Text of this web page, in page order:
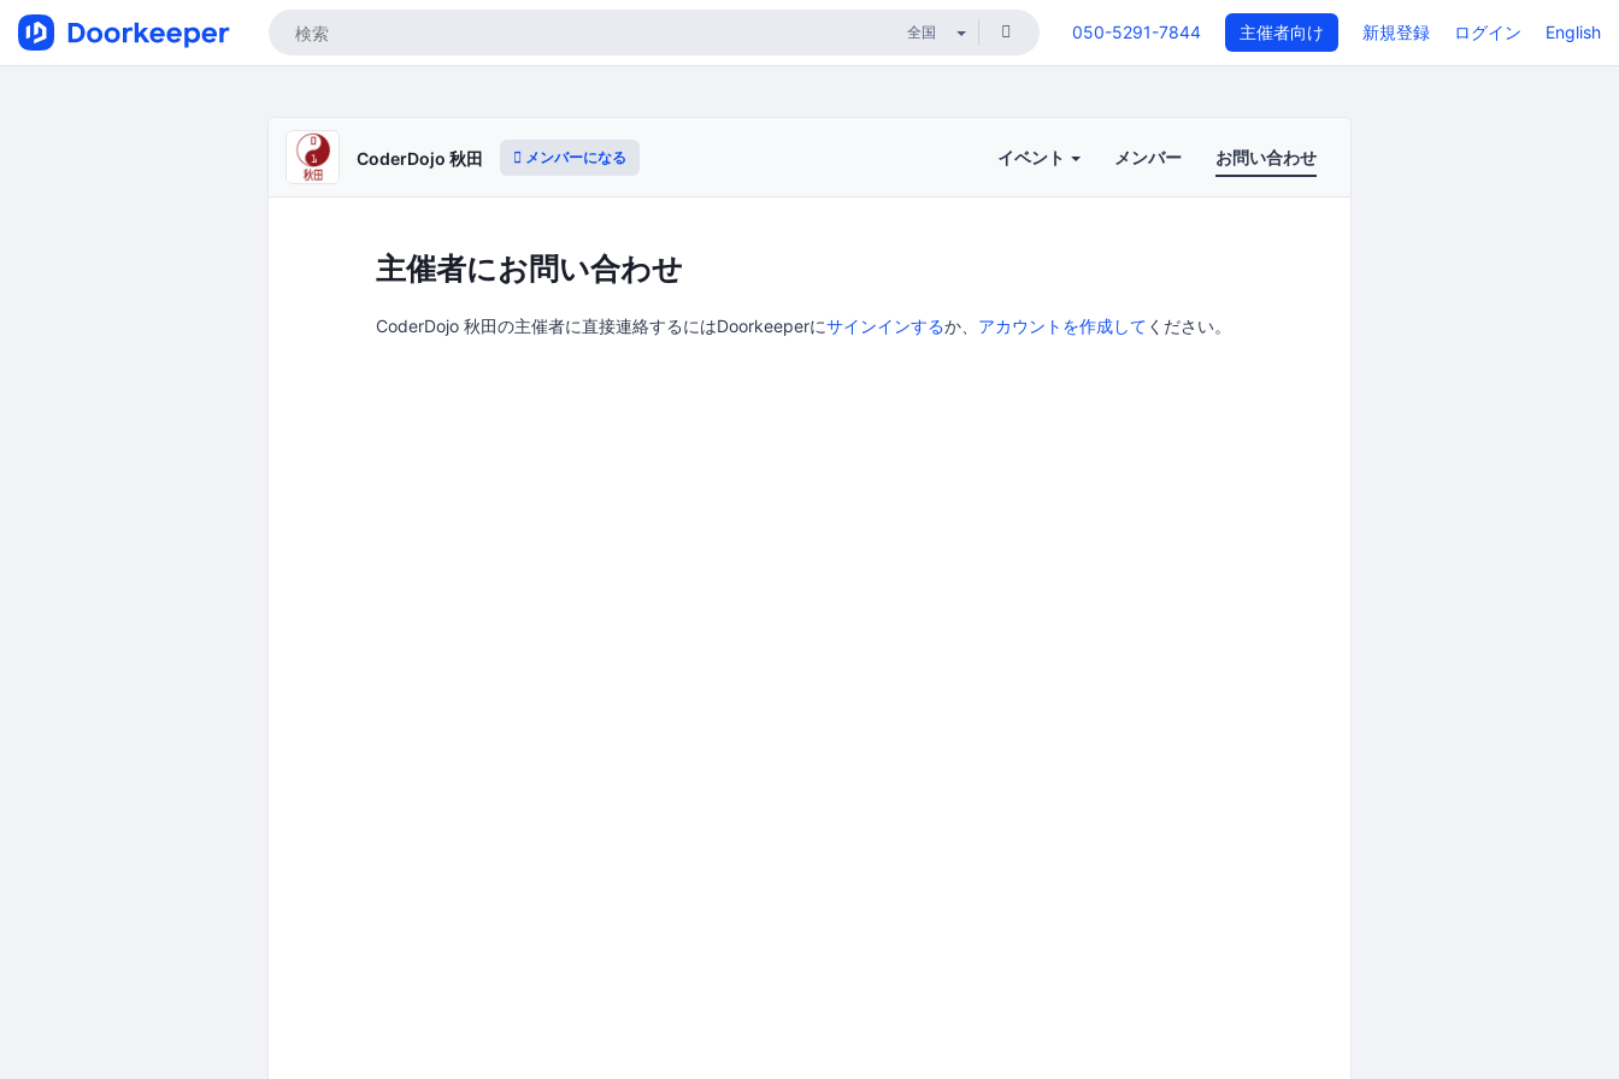
050-5291-7844 主催者向け 新規登録 ログイン English
CoderDojo 秋田 メンバーになる イベント メンバー お問い合わせ
主催者にお問い合わせ
CoderDojo 秋田の主催者に直接連絡するにはDoorkeeperにサインインするか、 アカウントを作成して ください。